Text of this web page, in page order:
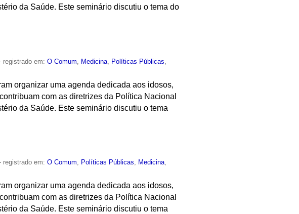
da Saúde. Este seminário discutiu o tema do
em:O Comum Medicina Políticas Públicas
organizar uma agenda dedicada aos idosos,
com as diretrizes da Política Nacional
da Saúde. Este seminário discutiu o tema
em:O Comum, Políticas Públicas, Medicina,
organizar uma agenda dedicada aos idosos,
com as diretrizes da Política Nacional
da Saúde. Este seminário discutiu o tema